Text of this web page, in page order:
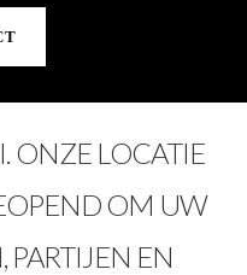
ONZE LOCATIE
OM UW
PARTIJEN EN